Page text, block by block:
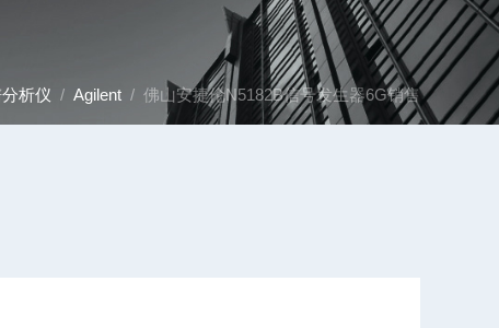
分析仪 / Agilent / 佛山安捷伦N5182B信号发生器6G销售